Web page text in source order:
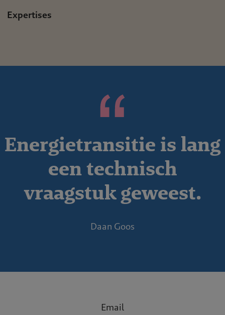
Expertises
Energietransitie is lang
een technisch
vraagstuk geweest.
Daan Goos
Email